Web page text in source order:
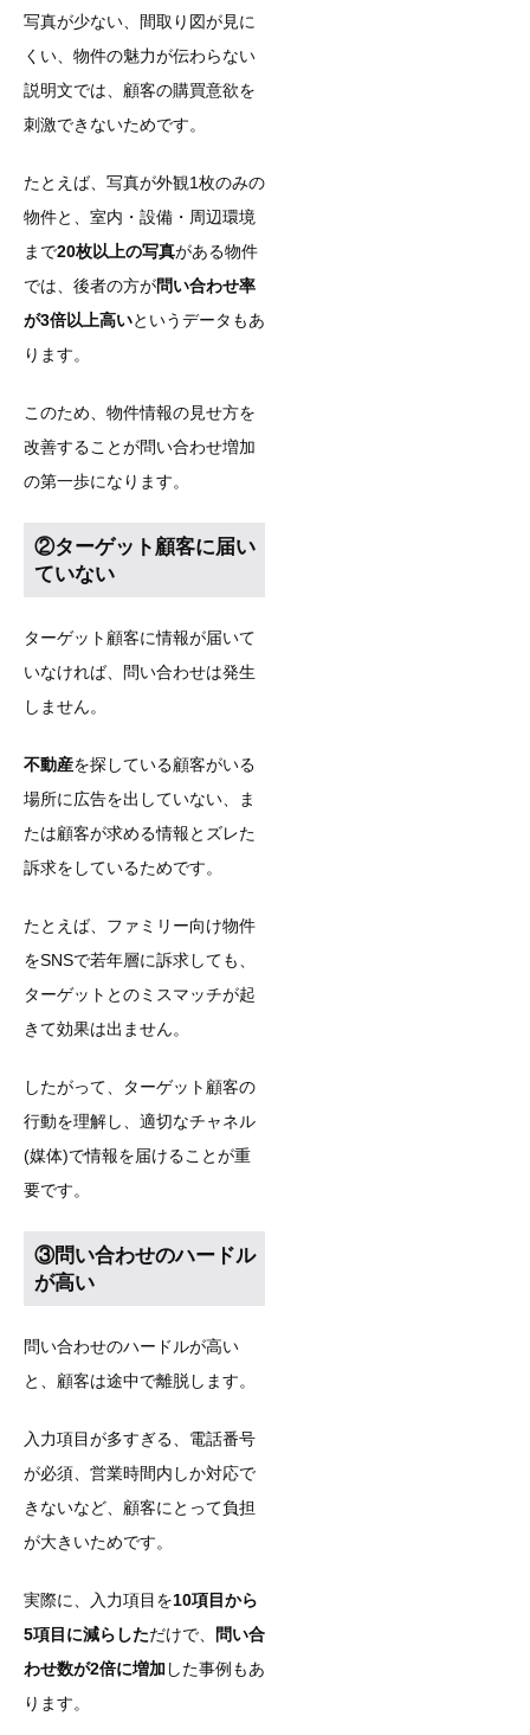
写真が少ない、間取り図が見に
くい、物件の魅力が伝わらない
説明文では、顧客の購買意欲を
刺激できないためです。
たとえば、写真が外観1枚のみの
物件と、室内・設備・周辺環境
まで20枚以上の写真がある物件
では、後者の方が問い合わせ率
が3倍以上高いというデータもあ
ります。
このため、物件情報の見せ方を
改善することが問い合わせ増加
の第一歩になります。
②ターゲット顧客に届い
ていない
ターゲット顧客に情報が届いて
いなければ、問い合わせは発生
しません。
不動産を探している顧客がいる
場所に広告を出していない、ま
たは顧客が求める情報とズレた
訴求をしているためです。
たとえば、ファミリー向け物件
をSNSで若年層に訴求しても、
ターゲットとのミスマッチが起
きて効果は出ません。
したがって、ターゲット顧客の
行動を理解し、適切なチャネル
(媒体)で情報を届けることが重
要です。
③問い合わせのハードル
が高い
問い合わせのハードルが高い
と、顧客は途中で離脱します。
入力項目が多すぎる、電話番号
が必須、営業時間内しか対応で
きないなど、顧客にとって負担
が大きいためです。
実際に、入力項目を10項目から
5項目に減らしただけで、
問い合
わせ数が2倍に増加 した事例もあ
ります。